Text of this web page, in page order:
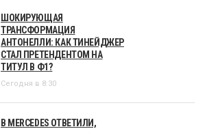
ШОКИРУЮЩАЯ
ТРАНСФОРМАЦИЯ
АНТОНЕЛЛИ: КАК ТИНЕЙДЖЕР
СТАЛ ПРЕТЕНДЕНТОМ НА
ТИТУЛ В Ф1?
Сегодня в 8:30
В MERCEDES ОТВЕТИЛИ,